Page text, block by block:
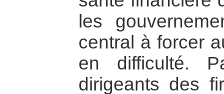
les
central à forcer
en difficulté.
dirigeants des